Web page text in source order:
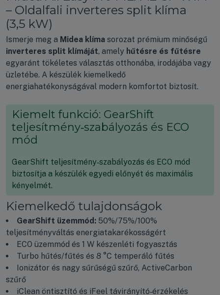
– Oldalfali inverteres split klíma
(3,5 kW)
Ismerje meg a Midea klíma sorozat prémium minőségű
inverteres split klímáját, amely hűtésre és fűtésre
egyaránt tökéletes választás otthonába, irodájába vagy
üzletébe. A készülék kiemelkedő
energiahatékonyságával modern komfortot biztosít.
Kiemelt funkció: GearShift
teljesítmény‑szabályozás és ECO
mód
GearShift teljesítmény‑szabályozás és ECO mód
biztosítja a készülék egyedi előnyét és maximális
kényelmét.
Kiemelkedő tulajdonságok
GearShift üzemmód: 50%/75%/100%
teljesítményváltás energiatakarékosságért
ECO üzemmód és 1 W készenléti fogyasztás
Turbo hűtés/fűtés és 8 °C temperáló fűtés
Ionizátor és nagy sűrűségű szűrő, ActiveCarbon
szűrő
iClean öntisztító és iFeel távirányító‑érzékelés